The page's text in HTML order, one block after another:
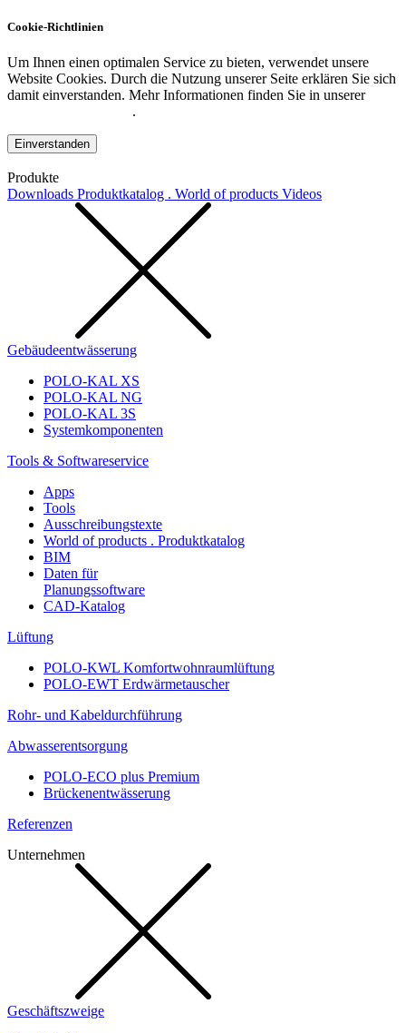
Cookie-Richtlinien
Um Ihnen einen optimalen Service zu bieten, verwendet unsere
Website Cookies. Durch die Nutzung unserer Seite erklären Sie sich
damit einverstanden. Mehr Informationen finden Sie in unserer
.
Einverstanden
Produkte
Downloads Produktkatalog . World of products Videos
Gebäudeentwässerung
POLO-KAL XS
POLO-KAL NG
POLO-KAL 3S
Systemkomponenten
Tools & Softwareservice
Apps
Tools
Ausschreibungstexte
World of products . Produktkatalog
BIM
Daten für
Planungssoftware
CAD-Katalog
Lüftung
POLO-KWL Komfortwohnraumlüftung
POLO-EWT Erdwärmetauscher
Rohr- und Kabeldurchführung
Abwasserentsorgung
POLO-ECO plus Premium
Brückenentwässerung
Referenzen
Unternehmen
Geschäftszweige